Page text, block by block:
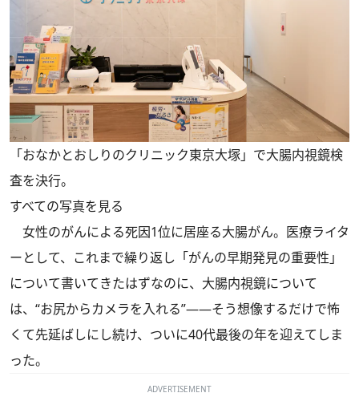
「おなかとおしりのクリニック東京大塚」で大腸内視鏡検
査を決行。
すべての写真を見る
女性のがんによる死因1位に居座る大腸がん。医療ライタ
ーとして、これまで繰り返し「がんの早期発見の重要性」
について書いてきたはずなのに、大腸内視鏡について
は、“お尻からカメラを入れる”——そう想像するだけで怖
くて先延ばしにし続け、ついに40代最後の年を迎えてしま
った。
ADVERTISEMENT